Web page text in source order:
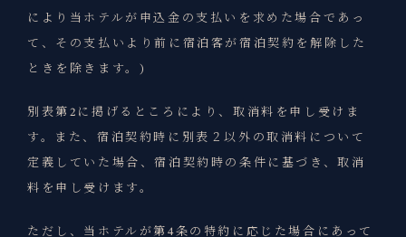
により当ホテルが申込金の支払いを求めた場合であっ
て、その支払いより前に宿泊客が宿泊契約を解除した
ときを除きます。)
別表第2に掲げるところにより、取消料を申し受けま
す。また、宿泊契約時に別表２以外の取消料について
定義していた場合、宿泊契約時の条件に基づき、取消
料を申し受けます。
ただし、当ホテルが第4条の特約に応じた場合にあって